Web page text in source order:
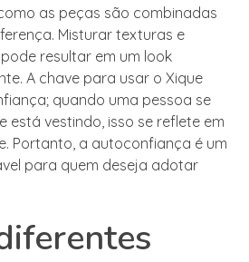
as peças são combinadas
Misturar texturas e
resultar em um look
A chave para usar o Xique
quando uma pessoa se
está vestindo, isso se reflete em
Portanto, a autoconfiança é um
para quem deseja adotar